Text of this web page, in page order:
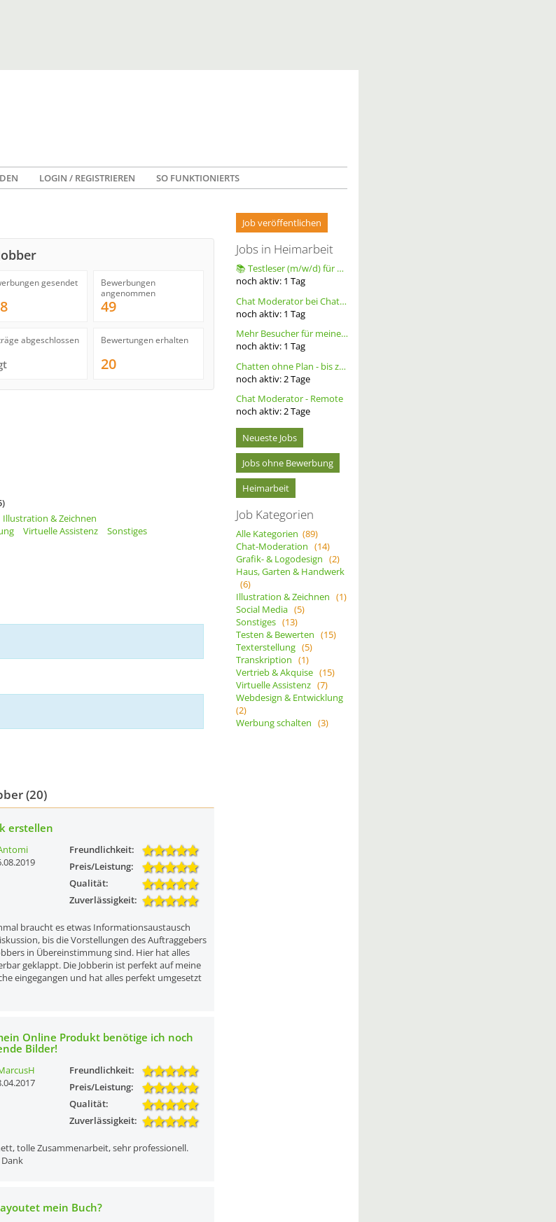
LOGIN / REGISTRIEREN SO FUNKTIONIERTS
gesendet
Bewerbungen
angenommen
49
abgeschlossen Bewertungen erhalten
20
Illustration & Zeichnen
Virtuelle Assistenz Sonstiges
(20)
erstellen
Freundlichkeit:
Preis/Leistung:
Qualität:
Zuverlässigkeit:
braucht es etwas Informationsaustausch
bis die Vorstellungen des Auftraggebers
in Übereinstimmung sind. Hier hat alles
geklappt. Die Jobberin ist perfekt auf meine
eingegangen und hat alles perfekt umgesetzt
Online Produkt benötige ich noch
Bilder!
Freundlichkeit:
Preis/Leistung:
Qualität:
Zuverlässigkeit:
tolle Zusammenarbeit, sehr professionell.
mein Buch?
Job veröffentlichen
Jobs in Heimarbeit
📚 Testleser (m/w/d) für Bücher gesucht – langfristige Zusammenarbeit
noch aktiv: 1 Tag
Chat Moderator bei Chatoria (m/w/d) – Remote
noch aktiv: 1 Tag
Mehr Besucher für meine Homepage. Alternative Werbung.
noch aktiv: 1 Tag
Chatten ohne Plan - bis zu 20 Ct. pro Out – ortsunabhängig - wöchentliche Auszahlung
noch aktiv: 2Tage
Chat Moderator - Remote
noch aktiv:2Tage
Neueste Jobs
Jobs ohne Bewerbung
Heimarbeit
Job Kategorien
Alle Kategorien (89)
Chat-Moderation (14)
Grafik- & Logodesign (2)
Haus, Garten & Handwerk
(6)
Illustration & Zeichnen (1)
Social Media (5)
Sonstiges (13)
Testen & Bewerten (15)
Texterstellung (5)
Transkription (1)
Vertrieb & Akquise (15)
Virtuelle Assistenz (7)
Webdesign & Entwicklung
(2)
Werbung schalten (3)